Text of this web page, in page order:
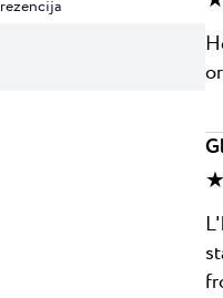
rezencija